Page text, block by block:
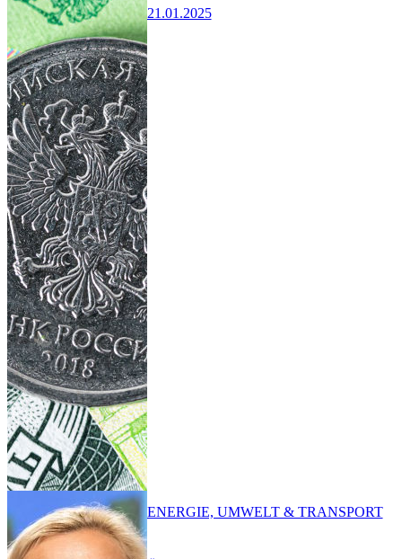
21.01.2025
ENERGIE, UMWELT & TRANSPORT